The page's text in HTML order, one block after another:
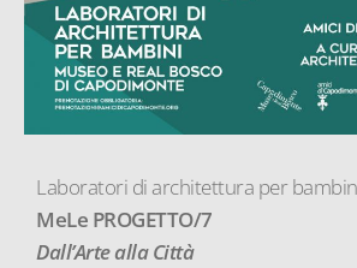
Laboratori di architettura per
MeLe PROGETTO/7
Dall’Arte alla Città